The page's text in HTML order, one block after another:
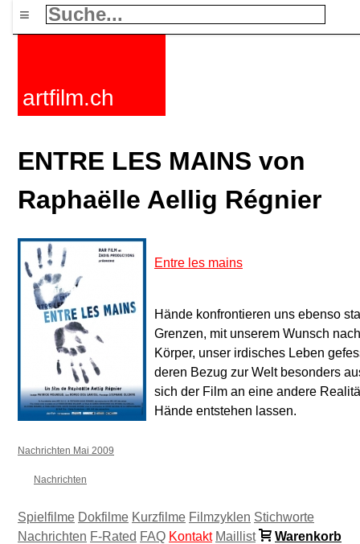
≡
artfilm.ch
ENTRE LES MAINS von
Raphaëlle Aellig Régnier
Entre les mains
Hände konfrontieren uns ebenso
Grenzen, mit unserem Wunsch
Körper, unser irdisches Leben
deren Bezug zur Welt besonders
sich der Film an eine andere
Hände entstehen lassen.
Nachrichten Mai 2009
Nachrichten
Spielfilme Dokfilme Kurzfilme Filmzyklen Stichworte
Nachrichten F-Rated FAQ Kontakt Maillist
Warenkorb